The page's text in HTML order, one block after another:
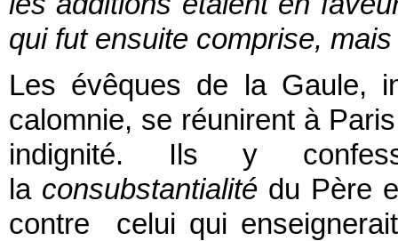
qui fut ensuite comprise,
Les évêques de la Gaule,
calomnie, se réunirent à
indignité. Ils y
la consubstantialité du Père
contre celui qui